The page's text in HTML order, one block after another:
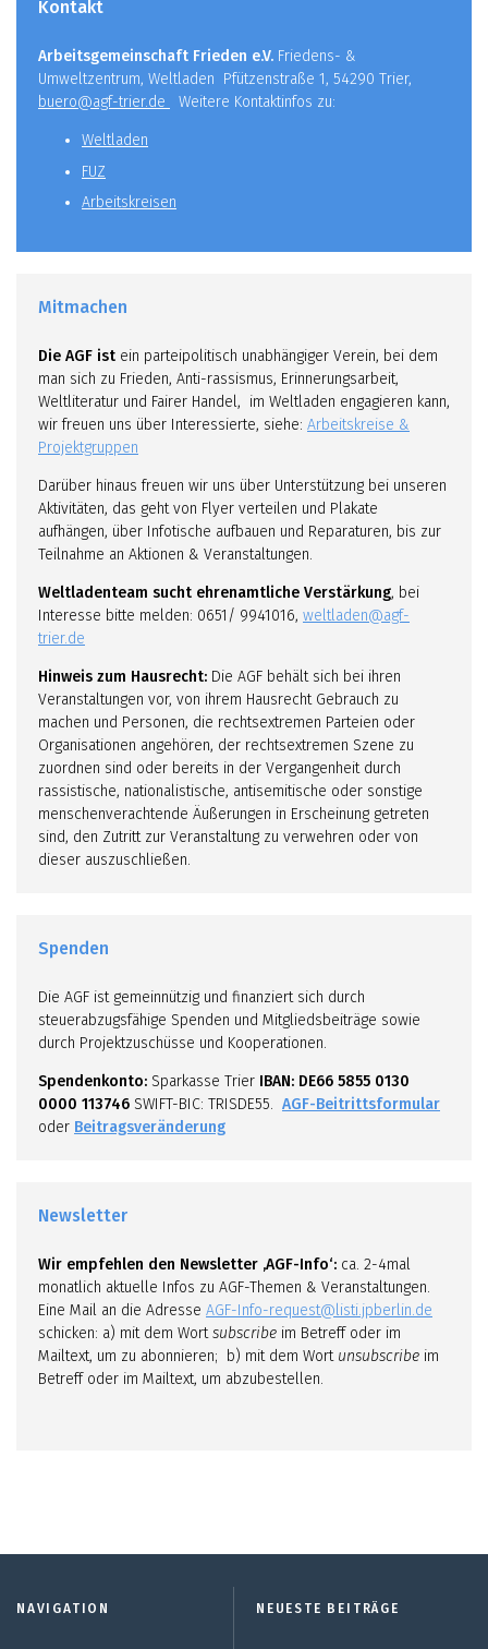
Kontakt
Arbeitsgemeinschaft Frieden e.V. Friedens- &
Umweltzentrum, Weltladen Pfützenstraße 1, 54290 Trier,
buero@agf-trier.de
Weitere Kontaktinfos zu:
Weltladen
FUZ
Arbeitskreisen
Mitmachen
Die AGF ist ein parteipolitisch unabhängiger Verein, bei dem
man sich zu Frieden, Anti-rassismus, Erinnerungsarbeit,
Weltliteratur und Fairer Handel, im Weltladen engagieren kann,
wir freuen uns über Interessierte, siehe: Arbeitskreise &
Projektgruppen
Darüber hinaus freuen wir uns über Unterstützung bei unseren
Aktivitäten, das geht von Flyer verteilen und Plakate
aufhängen, über Infotische aufbauen und Reparaturen, bis zur
Teilnahme an Aktionen & Veranstaltungen.
Weltladenteam sucht ehrenamtliche Verstärkung, bei
Interesse bitte melden: 0651/ 9941016, weltladen@agf-
trier.de
Hinweis zum Hausrecht: Die AGF behält sich bei ihren
Veranstaltungen vor, von ihrem Hausrecht Gebrauch zu
machen und Personen, die rechtsextremen Parteien oder
Organisationen angehören, der rechtsextremen Szene zu
zuordnen sind oder bereits in der Vergangenheit durch
rassistische, nationalistische, antisemitische oder sonstige
menschenverachtende Äußerungen in Erscheinung getreten
sind, den Zutritt zur Veranstaltung zu verwehren oder von
dieser auszuschließen.
Spenden
Die AGF ist gemeinnützig und finanziert sich durch
steuerabzugsfähige Spenden und Mitgliedsbeiträge sowie
durch Projektzuschüsse und Kooperationen.
Spendenkonto: Sparkasse Trier IBAN: DE66 5855 0130
0000 113746 SWIFT-BIC: TRISDE55. AGF-Beitrittsformular
oder Beitragsveränderung
Newsletter
Wir empfehlen den Newsletter ‚AGF-Info‘: ca. 2-4mal
monatlich aktuelle Infos zu AGF-Themen & Veranstaltungen.
Eine Mail an die Adresse AGF-Info-request@listi.jpberlin.de
schicken: a) mit dem Wortsubscribe im Betreff oder im
Mailtext, um zu abonnieren; b) mit dem Wort unsubscribe im
Betreff oder im Mailtext, um abzubestellen.
NAVIGATION NEUESTE BEITRÄGE